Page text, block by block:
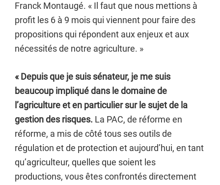
Franck Montaugé. « Il faut que nous mettions à
profit les 6 à 9 mois qui viennent pour faire des
propositions qui répondent aux enjeux et aux
nécessités de notre agriculture. »
« Depuis que je suis sénateur, je me suis
beaucoup impliqué dans le domaine de
l’agriculture et en particulier sur le sujet de la
gestion des risques. La PAC, de réforme en
réforme, a mis de côté tous ses outils de
régulation et de protection et aujourd’hui, en tant
qu’agriculteur, quelles que soient les
productions, vous êtes confrontés directement